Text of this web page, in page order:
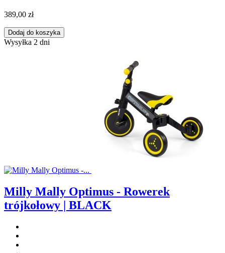
389,00 zł
Dodaj do koszyka
Wysyłka 2 dni
Milly Mally Optimus - Rowerek
trójkołowy | BLACK